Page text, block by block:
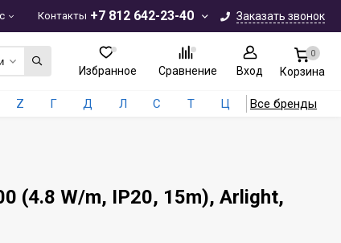
+7 812 642-23-40 Заказать звонок
Контакты
Избранное Сравнение Вход
0
Корзина
Z Г Д Л С Т Ц Все бренды
(4.8 W/m, IP20, 15m), Arlight,